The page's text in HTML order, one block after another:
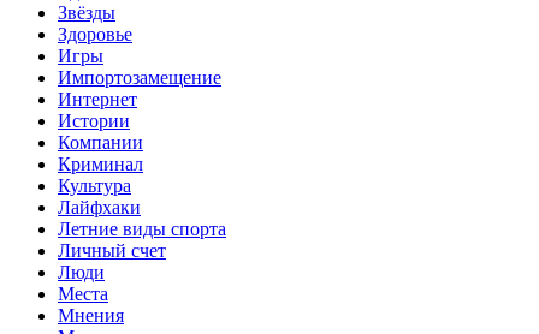
Звёзды
Здоровье
Игры
Импортозамещение
Интернет
Истории
Компании
Криминал
Культура
Лайфхаки
Летние виды спорта
Личный счет
Люди
Места
Мнения